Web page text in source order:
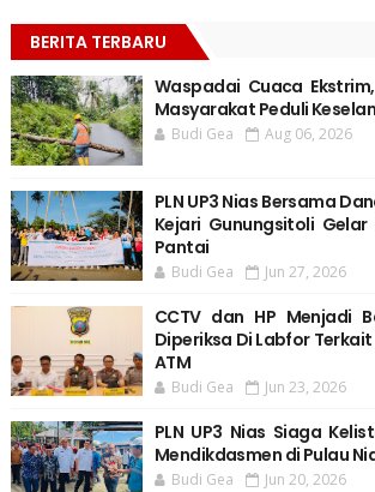
BERITA TERBARU
Waspadai Cuaca
Masyarakat Peduli
Budi Gea Aug 06, 2026
PLN UP3 Nias Bersama
Kejari Gunungsitoli Gelar
Pantai
Budi Gea Jun 27, 2026
CCTV dan HP Menjadi
Diperiksa Di Labfor Terkait
ATM
Budi Gea Jun 23, 2026
PLN UP3 Nias Siaga
Mendikdasmen di Pulau
Budi Gea Jun 20, 2026